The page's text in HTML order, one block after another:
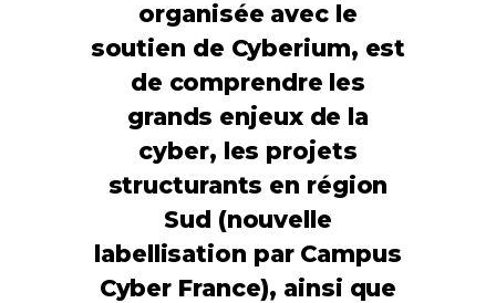
organisée avec le
soutien de Cyberium, est
de comprendre les
grands enjeux de la
cyber, les projets
structurants en région
Sud (nouvelle
labellisation par Campus
Cyber France), ainsi que